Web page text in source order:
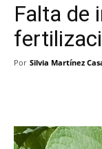
Falta de
Por Silvia Martínez